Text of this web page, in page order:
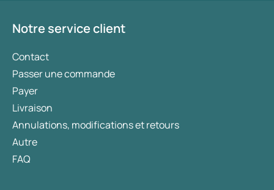
Notre service client
Contact
Passer une commande
Payer
Livraison
Annulations, modifications et retours
Autre
FAQ